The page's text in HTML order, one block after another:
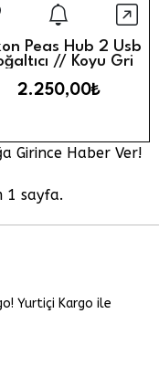
VerStoğa
Peas Hub 2 Usb
// Koyu Gri
2.250,00₺
Girince Haber Ver!
1 sayfa.
Yurtiçi Kargo ile